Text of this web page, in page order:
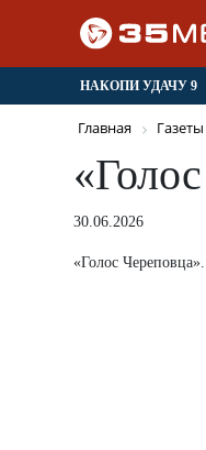
НАКОПИ УДАЧУ 9
Главная Газеты
30.06.2026
«Голос